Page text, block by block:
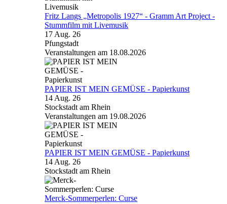
Fritz Langs „Metropolis 1927“ - Gramm Art Project -
Stummfilm mit Livemusik
17 Aug. 26
Pfungstadt
Veranstaltungen am 18.08.2026
PAPIER IST MEIN GEMÜSE - Papierkunst
14 Aug. 26
Stockstadt am Rhein
Veranstaltungen am 19.08.2026
PAPIER IST MEIN GEMÜSE - Papierkunst
14 Aug. 26
Stockstadt am Rhein
Merck-Sommerperlen: Curse